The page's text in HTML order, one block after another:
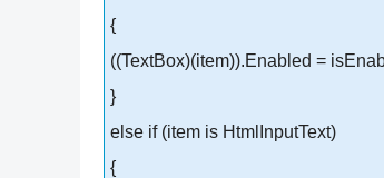
{
((TextBox)(item)).Enabled =
}
else if (item is HtmlInputText)
{